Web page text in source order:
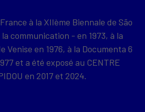
à la XIIème Biennale de São
communication - en 1973, à la
Venise en 1976, à la Documenta 6
et a été exposé au CENTRE
en 2017 et 2024.